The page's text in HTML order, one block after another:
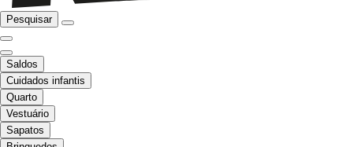
Pesquisar
Saldos
Cuidados infantis
Quarto
Vestuário
Sapatos